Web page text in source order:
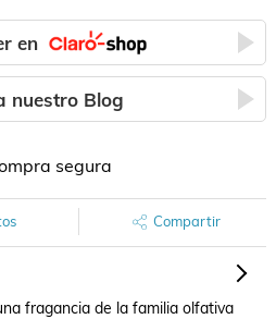
en
nuestro Blog
segura
Compartir
fragancia de la familia olfativa